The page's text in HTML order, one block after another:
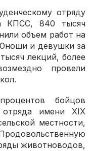
отряду
КПСС, 840 тысяч
объем работ на
и девушки за
лекций, более
провели
бойцов
отряда имени XIX
местности,
животноводов,